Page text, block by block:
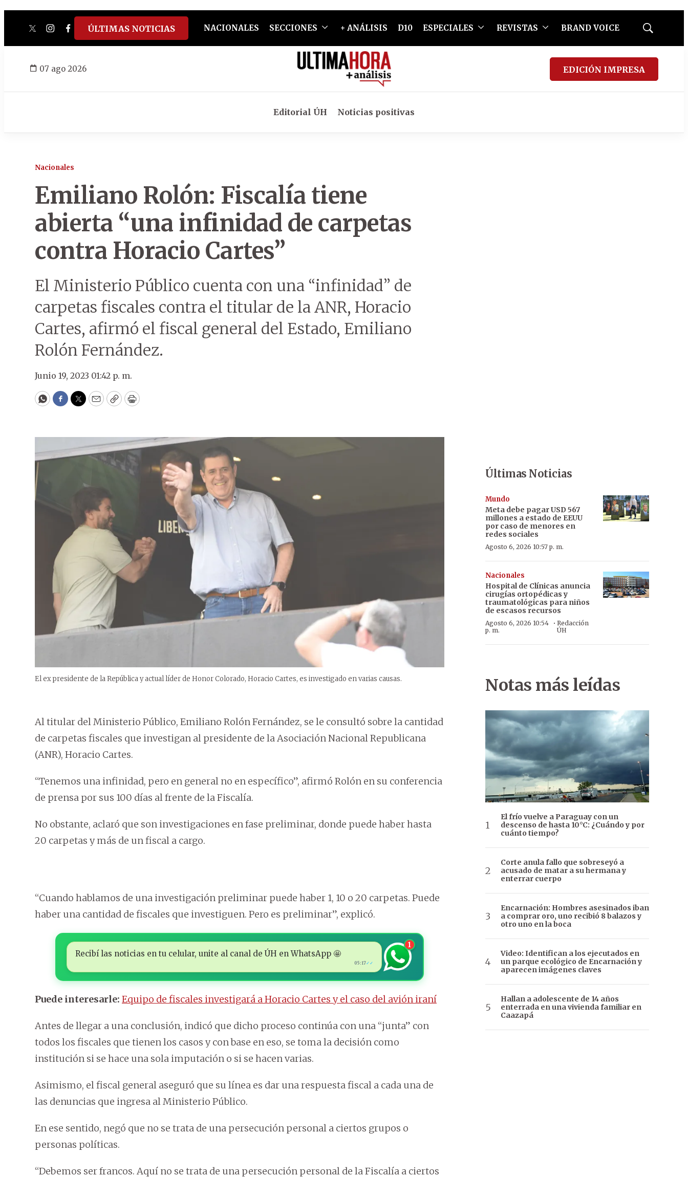
twitterinstagram
facebook
tiktokyoutube
spotify
ÚLTIMAS NOTICIAS NACIONALES SECCIONES + ANÁLISIS D10 ESPECIALES REVISTAS BRAND VOICE
Mostrar
07 ago 2026 EDICIÓN IMPRESA
Editorial ÚH Noticias positivas
Nacionales
Emiliano Rolón: Fiscalía tiene
abierta “una infinidad de carpetas
contra Horacio Cartes”
El Ministerio Público cuenta con una “infinidad” de
carpetas fiscales contra el titular de la ANR, Horacio
Cartes, afirmó el fiscal general del Estado, Emiliano
Rolón Fernández.
Junio 19, 2023 01:42 p. m.
WhatsApp
Facebook
Twitter
EmailCopyPrint
El ex presidente de la República y actual líder de Honor Colorado, Horacio Cartes, es investigado en varias causas.
Al titular del Ministerio Público, Emiliano Rolón Fernández, se le consultó sobre la cantidad
de carpetas fiscales que investigan al presidente de la Asociación Nacional Republicana
(ANR), Horacio Cartes.
“Tenemos una infinidad, pero en general no en específico”, afirmó Rolón en su conferencia
de prensa por sus 100 días al frente de la Fiscalía.
No obstante, aclaró que son investigaciones en fase preliminar, donde puede haber hasta
20 carpetas y más de un fiscal a cargo.
“Cuando hablamos de una investigación preliminar puede haber 1, 10 o 20 carpetas. Puede
haber una cantidad de fiscales que investiguen. Pero es preliminar”, explicó.
Recibí las noticias en tu celular, unite al canal de ÚH en WhatsApp 🤩
05:17✓✓
1
Puede interesarle: Equipo de fiscales investigará a Horacio Cartes y el caso del avión iraní
Antes de llegar a una conclusión, indicó que dicho proceso continúa con una “junta” con
todos los fiscales que tienen los casos y con base en eso, se toma la decisión como
institución si se hace una sola imputación o si se hacen varias.
Asimismo, el fiscal general aseguró que su línea es dar una respuesta fiscal a cada una de
las denuncias que ingresa al Ministerio Público.
En ese sentido, negó que no se trata de una persecución personal a ciertos grupos o
personas políticas.
“Debemos ser francos. Aquí no se trata de una persecución personal de la Fiscalía a ciertos
Últimas Noticias
Mundo
Meta debe pagar USD 567
millones a estado de EEUU
por caso de menores en
redes sociales
Agosto 6, 2026 10:57 p. m.
Nacionales
Hospital de Clínicas anuncia
cirugías ortopédicas y
traumatológicas para niños
de escasos recursos
Agosto 6, 2026 10:54
p. m.
· Redacción
ÚH
Notas más leídas
El frío vuelve a Paraguay con un
descenso de hasta 10°C: ¿Cuándo y por
cuánto tiempo?
Corte anula fallo que sobreseyó a
acusado de matar a su hermana y
enterrar cuerpo
Encarnación: Hombres asesinados iban
a comprar oro, uno recibió 8 balazos y
otro uno en la boca
Video: Identifican a los ejecutados en
un parque ecológico de Encarnación y
aparecen imágenes claves
Hallan a adolescente de 14 años
enterrada en una vivienda familiar en
Caazapá